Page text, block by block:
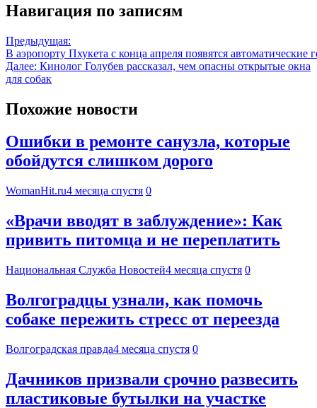
Навигация по записям
Предыдущая:
В аэропорту Пхукета с конца апреля появятся автоматические
Далее: Кинолог Голубев рассказал, чем опасны открытые окна
для собак
Похожие новости
Ошибки в ремонте санузла, которые
обойдутся слишком дорого
WomanHit.ru4 месяца спустя 0
«Врачи вводят в заблуждение»: Как
привить питомца и не переплатить
Национальная Служба Новостей4 месяца спустя 0
Волгоградцы узнали, как помочь
собаке пережить стресс от переезда
Волгоградская правда4 месяца спустя 0
Дачников призвали срочно развесить
пластиковые бутылки на участке